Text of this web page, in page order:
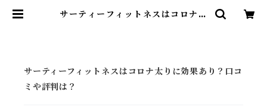
サーティーフィットネスはコロナ太
サーティーフィットネスはコロナ太りに効果あり？口コ
ミや評判は？